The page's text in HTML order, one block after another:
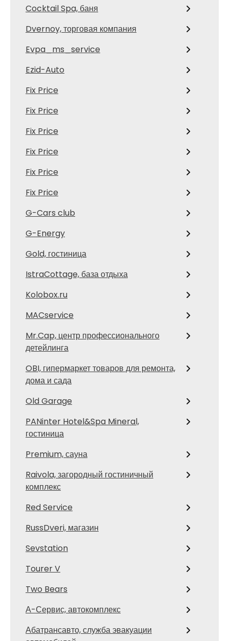
Cocktail Spa, баня
Dvernoy, торговая компания
Evpa_ms_service
Ezid-Auto
Fix Price
Fix Price
Fix Price
Fix Price
Fix Price
Fix Price
G-Cars club
G-Energy
Gold, гостиница
IstraCottage, база отдыха
Kolobox.ru
MACservice
Mr.Cap, центр профессионального
детейлинга
OBI, гипермаркет товаров для ремонта,
дома и сада
Old Garage
PANinter Hotel&Spa Mineral,
гостиница
Premium, сауна
Raivola, загородный гостиничный
комплекс
Red Service
RussDveri, магазин
Sevstation
Tourer V
Two Bears
А-Сервис, автокомплекс
Абатрансавто, служба эвакуации